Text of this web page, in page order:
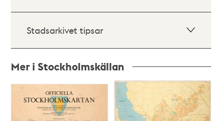
Stadsarkivet tipsar
Mer i Stockholmskällan
Relaterade
poster